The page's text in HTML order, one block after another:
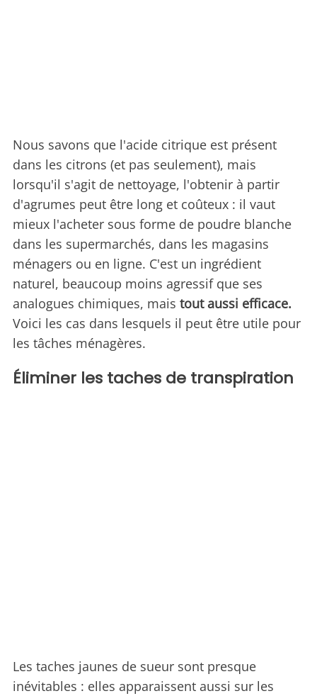
Nous savons que l'acide citrique est présent
dans les citrons (et pas seulement), mais
lorsqu'il s'agit de nettoyage, l'obtenir à partir
d'agrumes peut être long et coûteux : il vaut
mieux l'acheter sous forme de poudre blanche
dans les supermarchés, dans les magasins
ménagers ou en ligne. C'est un ingrédient
naturel, beaucoup moins agressif que ses
analogues chimiques, mais tout aussi efficace.
Voici les cas dans lesquels il peut être utile pour
les tâches ménagères.
Éliminer les taches de transpiration
Les taches jaunes de sueur sont presque
inévitables : elles apparaissent aussi sur les